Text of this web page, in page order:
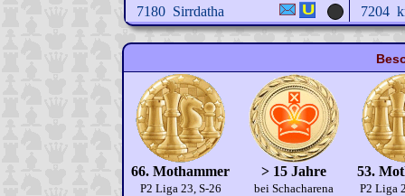
7180 Sirrdatha 7204
66. Mothammer
P2 Liga 23, S-26
> 15 Jahre
bei Schacharena
53.
P2 Liga